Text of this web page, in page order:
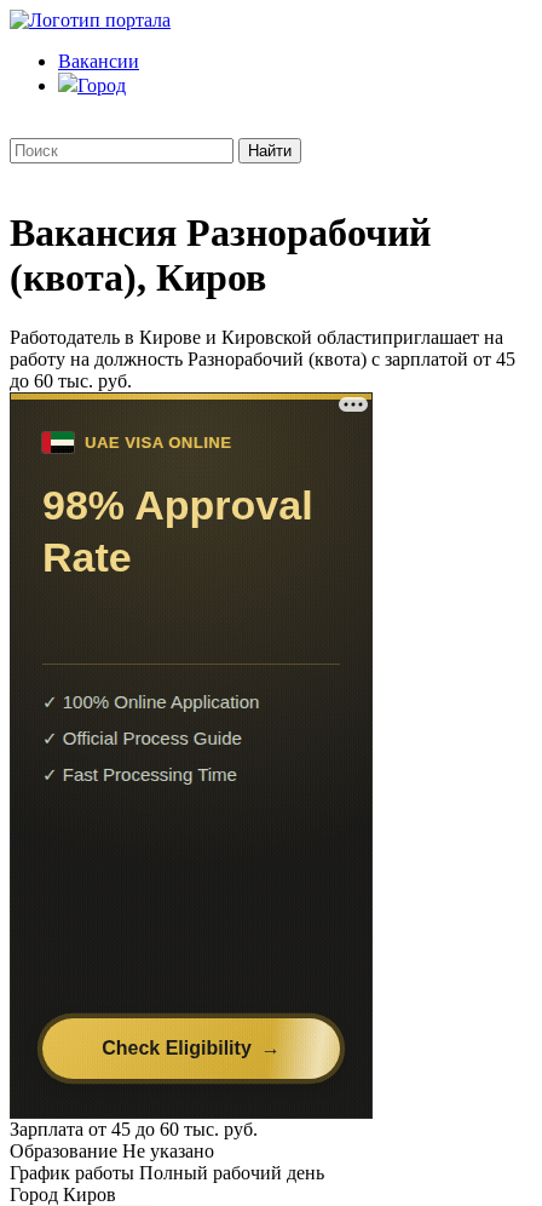
Вакансии
Город
Вакансия Разнорабочий
(квота), Киров
Работодатель в Кирове и Кировской областиприглашает на
работу на должность Разнорабочий (квота) с зарплатой от 45
до 60 тыс. руб.
Зарплата от 45 до 60 тыс. руб.
Образование Не указано
График работы Полный рабочий день
Город Киров